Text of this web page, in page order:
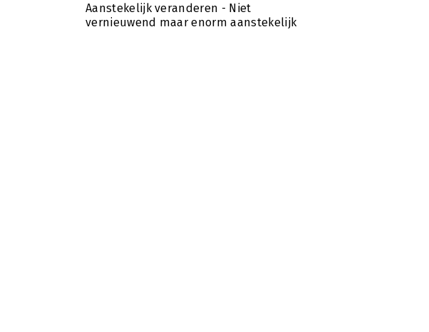
Aanstekelijk veranderen - Niet
vernieuwend maar enorm aanstekelijk